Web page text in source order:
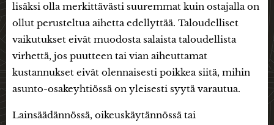
lisäksi olla merkittävästi suuremmat kuin ostajalla on
ollut perusteltua aihetta edellyttää. Taloudelliset
vaikutukset eivät muodosta salaista taloudellista
virhettä, jos puutteen tai vian aiheuttamat
kustannukset eivät olennaisesti poikkea siitä, mihin
asunto-osakeyhtiössä on yleisesti syytä varautua.
Lainsäädännössä, oikeuskäytännössä tai